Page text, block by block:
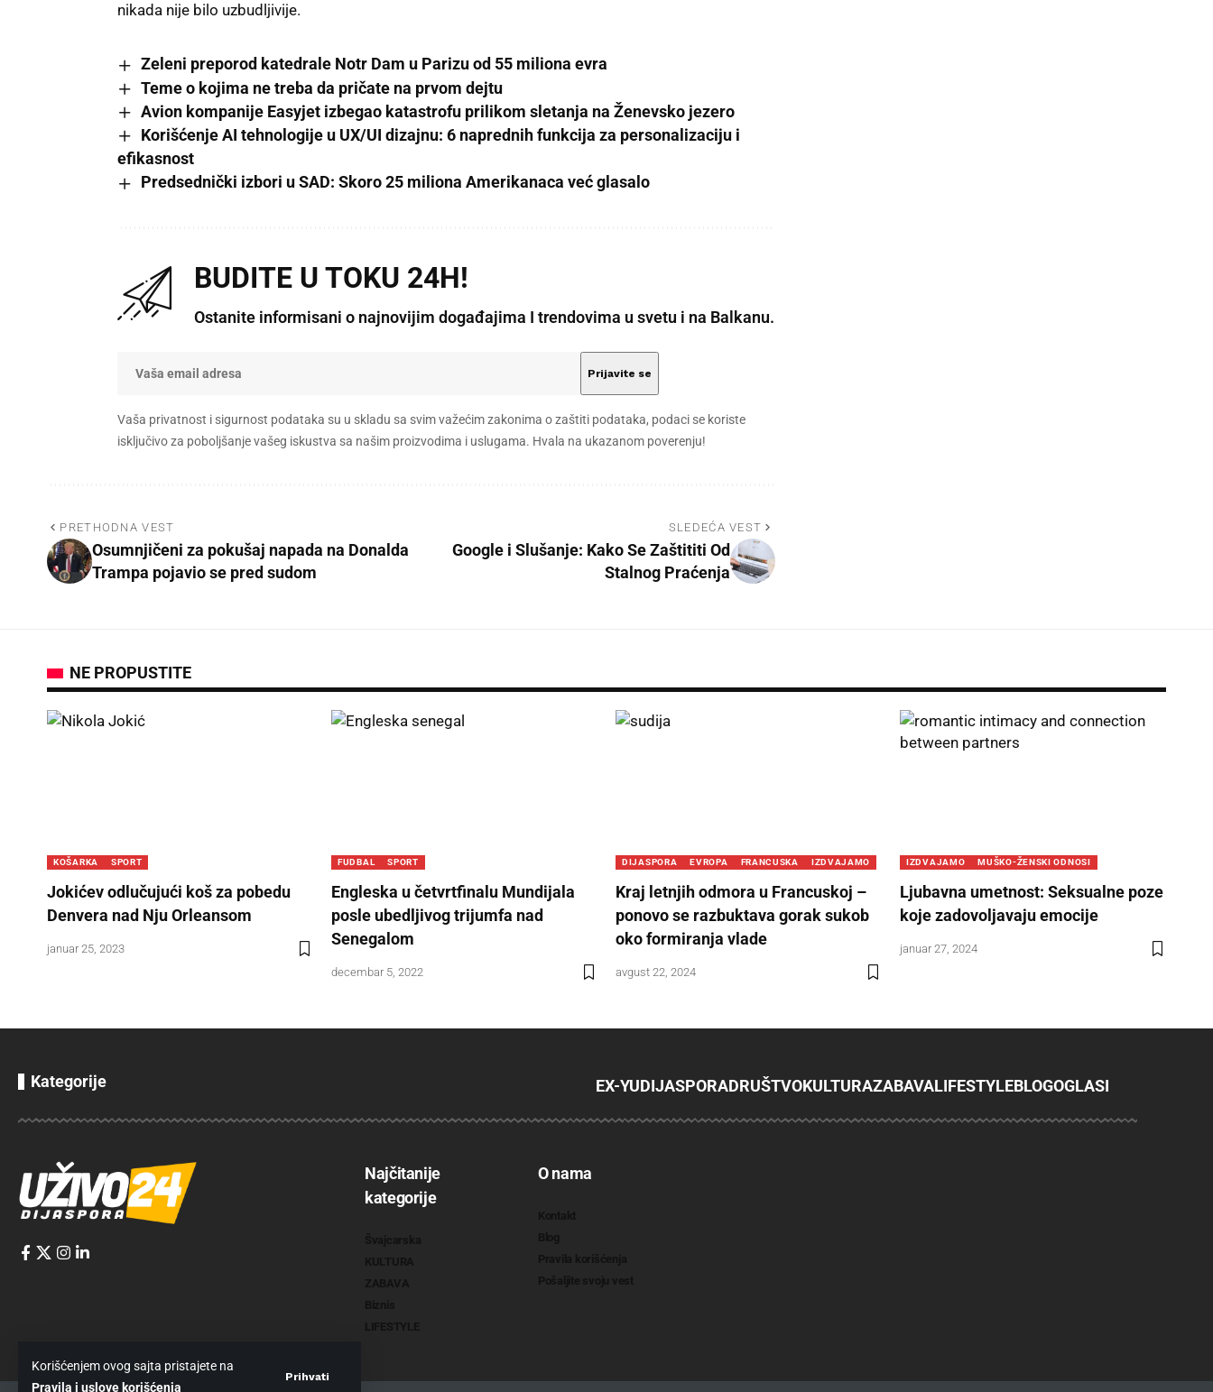
Korišćenjem ovog sajta pristajete na
Pravila i uslove korišćenja
Prihvati
nikada nije bilo uzbudljivije.
Zeleni preporod katedrale Notr Dam u Parizu od 55 miliona evra
Teme o kojima ne treba da pričate na prvom dejtu
Avion kompanije Easyjet izbegao katastrofu prilikom sletanja na Ženevsko jezero
Korišćenje AI tehnologije u UX/UI dizajnu: 6 naprednih funkcija za personalizaciju i
efikasnost
Predsednički izbori u SAD: Skoro 25 miliona Amerikanaca već glasalo
BUDITE U TOKU 24H!
Ostanite informisani o najnovijim događajima I trendovima u svetu i na Balkanu.
Vaša privatnost i sigurnost podataka su u skladu sa svim važećim zakonima o zaštiti podataka, podaci se koriste
isključivo za poboljšanje vašeg iskustva sa našim proizvodima i uslugama. Hvala na ukazanom poverenju!
PRETHODNA VEST
Osumnjičeni za pokušaj napada na Donalda
Trampa pojavio se pred sudom
SLEDEĆA VEST
Google i Slušanje: Kako Se Zaštititi Od
Stalnog Praćenja
NE PROPUSTITE
KOŠARKA SPORT
Jokićev odlučujući koš za pobedu
Denvera nad Nju Orleansom
januar 25, 2023
FUDBAL SPORT
Engleska u četvrtfinalu Mundijala
posle ubedljivog trijumfa nad
Senegalom
decembar 5, 2022
DIJASPORA EVROPA FRANCUSKA IZDVAJAMO
Kraj letnjih odmora u Francuskoj –
ponovo se razbuktava gorak sukob
oko formiranja vlade
avgust 22, 2024
IZDVAJAMO MUŠKO-ŽENSKI ODNOSI
Ljubavna umetnost: Seksualne poze
koje zadovoljavaju emocije
januar 27, 2024
Kategorije EX-YUDIJASPORADRUŠTVOKULTURAZABAVALIFESTYLEBLOGOGLASI
Najčitanije
kategorije
O nama